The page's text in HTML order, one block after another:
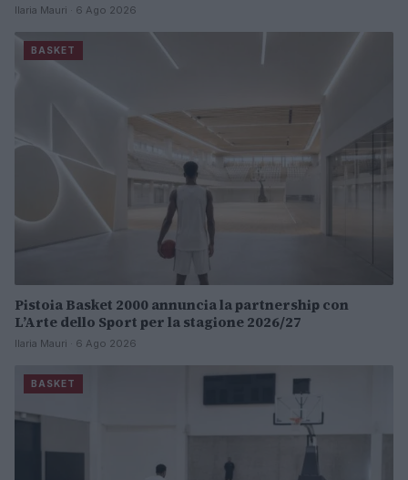
Ilaria Mauri · 6 Ago 2026
BASKET
Pistoia Basket 2000 annuncia la partnership con
L’Arte dello Sport per la stagione 2026/27
Ilaria Mauri · 6 Ago 2026
BASKET